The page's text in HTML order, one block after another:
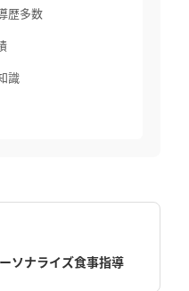
歴多数
識
ソナライズ食事指導